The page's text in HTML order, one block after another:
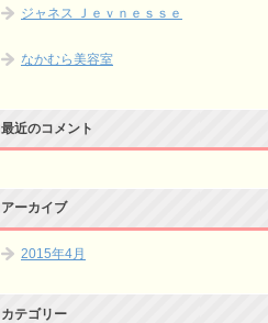
ジャネス Ｊｅｖｎｅｓｓｅ
なかむら美容室
最近のコメント
アーカイブ
2015年4月
カテゴリー